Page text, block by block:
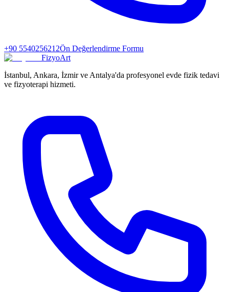
+90 5540256212Ön Değerlendirme Formu
FizyoArt
İstanbul, Ankara, İzmir ve Antalya'da profesyonel evde fizik tedavi
ve fizyoterapi hizmeti.